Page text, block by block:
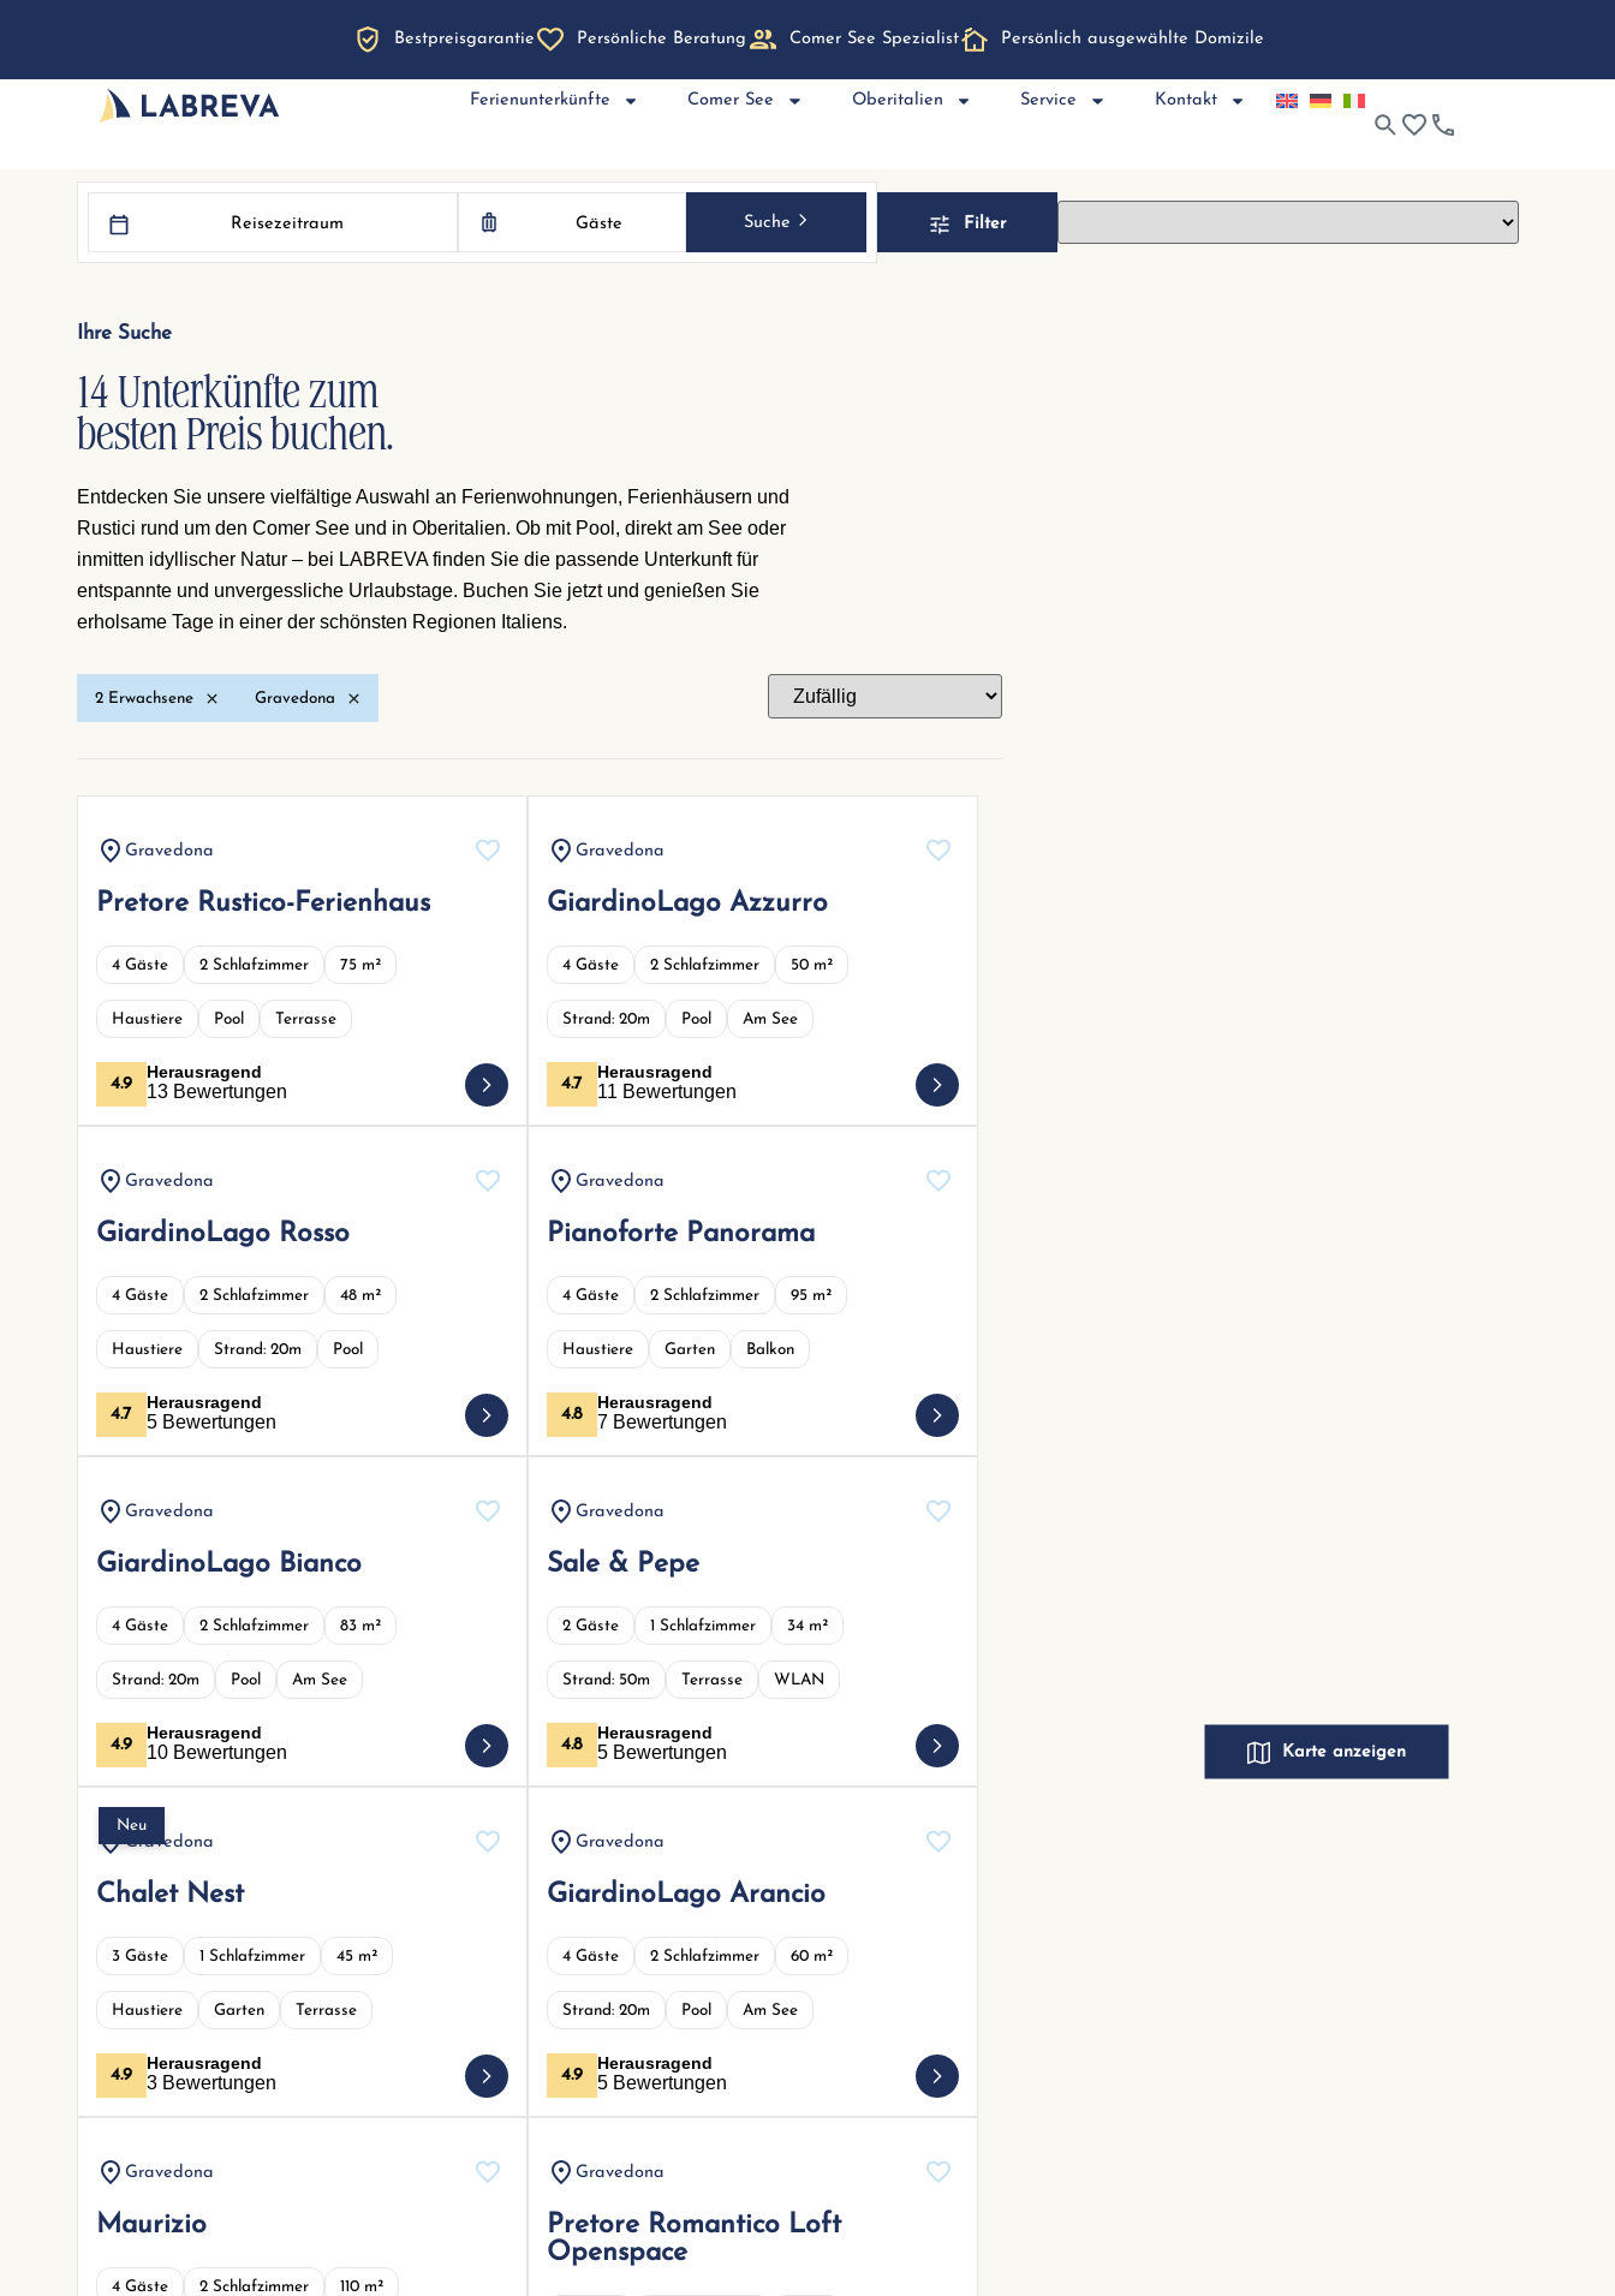
Bestpreisgarantie Persönliche Beratung Comer See Spezialist Persönlich ausgewählte Domizile
Ferienunterkünfte Comer See Oberitalien Service Kontakt
Reisezeitraum Gäste Suche Filter
Ihre Suche
14 Unterkünfte zum
besten Preis buchen.
Entdecken Sie unsere vielfältige Auswahl an Ferienwohnungen, Ferienhäusern und
Rustici rund um den Comer See und in Oberitalien. Ob mit Pool, direkt am See oder
inmitten idyllischer Natur – bei LABREVA finden Sie die passende Unterkunft für
entspannte und unvergessliche Urlaubstage. Buchen Sie jetzt und genießen Sie
erholsame Tage in einer der schönsten Regionen Italiens.
2 Erwachsene Gravedona
Gravedona
Pretore Rustico-Ferienhaus
4 Gäste 2 Schlafzimmer 75 m²
Haustiere Pool Terrasse
4.9
Herausragend
13 Bewertungen
Gravedona
GiardinoLago Azzurro
4 Gäste 2 Schlafzimmer 50 m²
Strand: 20m Pool Am See
4.7
Herausragend
11 Bewertungen
Gravedona
GiardinoLago Rosso
4 Gäste 2 Schlafzimmer 48 m²
Haustiere Strand: 20m Pool
4.7
Herausragend
5 Bewertungen
Gravedona
Pianoforte Panorama
4 Gäste 2 Schlafzimmer 95 m²
Haustiere Garten Balkon
4.8
Herausragend
7 Bewertungen
Gravedona
GiardinoLago Bianco
4 Gäste 2 Schlafzimmer 83 m²
Strand: 20m Pool Am See
4.9
Herausragend
10 Bewertungen
Gravedona
Sale & Pepe
2 Gäste 1 Schlafzimmer 34 m²
Strand: 50m Terrasse WLAN
4.8
Herausragend
5 Bewertungen
Neu
Gravedona
Chalet Nest
3 Gäste 1 Schlafzimmer 45 m²
Haustiere Garten Terrasse
4.9
Herausragend
3 Bewertungen
Gravedona
GiardinoLago Arancio
4 Gäste 2 Schlafzimmer 60 m²
Strand: 20m Pool Am See
4.9
Herausragend
5 Bewertungen
Gravedona
Maurizio
4 Gäste 2 Schlafzimmer 110 m²
Gravedona
Pretore Romantico Loft
Openspace